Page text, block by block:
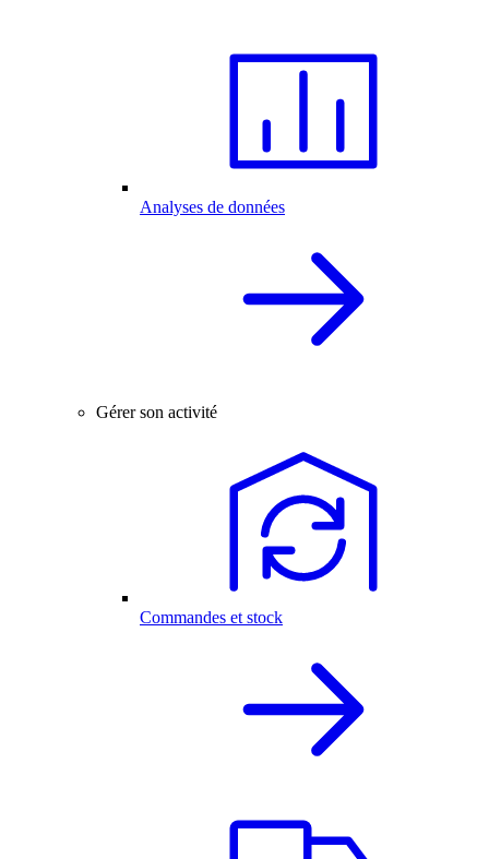
Analyses de données
Gérer son activité
Commandes et stock